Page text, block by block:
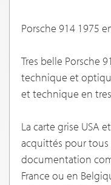
Porsche 914 1975
Tres belle Porsche
technique et
et technique en
La carte grise USA
acquittés pour tous
documentation
France ou en